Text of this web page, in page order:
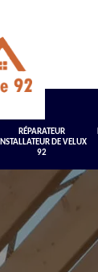
RÉPARATEUR
INSTALLATEUR DE VELUX
92